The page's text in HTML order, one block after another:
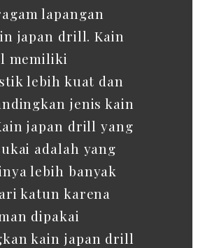
lapangan
japan drill. Kain
memiliki
lebih kuat dan
jenis kain
japan drill yang
adalah yang
lebih banyak
katun karena
dipakai
kain japan drill